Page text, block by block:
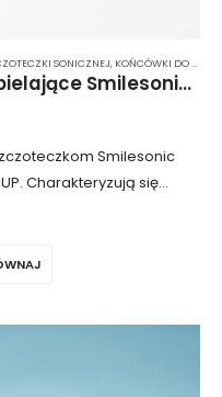
SONICZNEJ, KOŃCÓWKI DO SZCZOTECZKI SONICZNEJ SMILESONIC
Końcówki intensywnie wybielające Smilesonic SupremeWhite 2 szt. – białe UP/EX/GO
Smilesonic
Charakteryzują się
usuwają barwiące osady
zęby stają się wyraźnie